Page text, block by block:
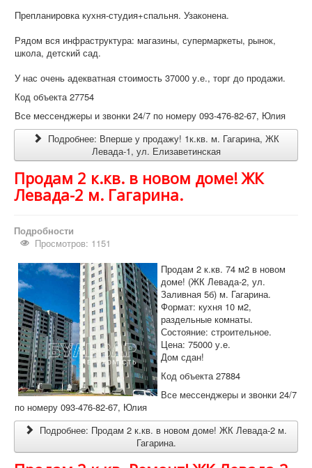
Препланировка кухня-студия+спальня. Узаконена.
Рядом вся инфраструктура: магазины, супермаркеты, рынок,
школа, детский сад.
У нас очень адекватная стоимость 37000 у.е., торг до продажи.
Код объекта 27754
Все мессенджеры и звонки 24/7 по номеру 093-476-82-67, Юлия
Подробнее: Вперше у продажу! 1к.кв. м. Гагарина, ЖК
Левада-1, ул. Елизаветинская
Продам 2 к.кв. в новом доме! ЖК
Левада-2 м. Гагарина.
Подробности
Просмотров: 1151
Продам 2 к.кв. 74 м2 в новом
доме! (ЖК Левада-2, ул.
Заливная 5б) м. Гагарина.
Формат: кухня 10 м2,
раздельные комнаты.
Состояние: строительное.
Цена: 75000 у.е.
Дом сдан!
Код объекта 27884
Все мессенджеры и звонки 24/7
по номеру 093-476-82-67, Юлия
Подробнее: Продам 2 к.кв. в новом доме! ЖК Левада-2 м.
Гагарина.